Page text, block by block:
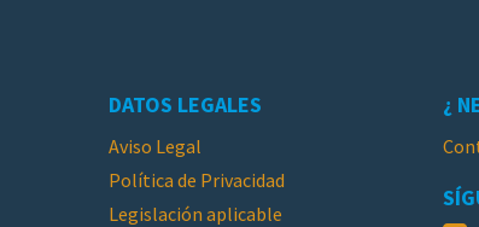
DATOS LEGALES
Aviso Legal
Política de Privacidad
Legislación aplicable
¿